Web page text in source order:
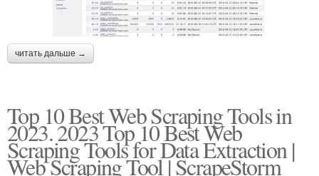
читать дальше →
Top 10 Best Web Scraping Tools in
2023. 2023 Top 10 Best Web
Scraping Tools for Data Extraction |
Web Scraping Tool | ScrapeStorm